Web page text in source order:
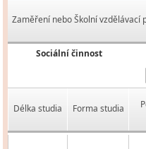
Zaměření nebo Školní vzdělávací
Sociální činnost
Délka studia Forma studia